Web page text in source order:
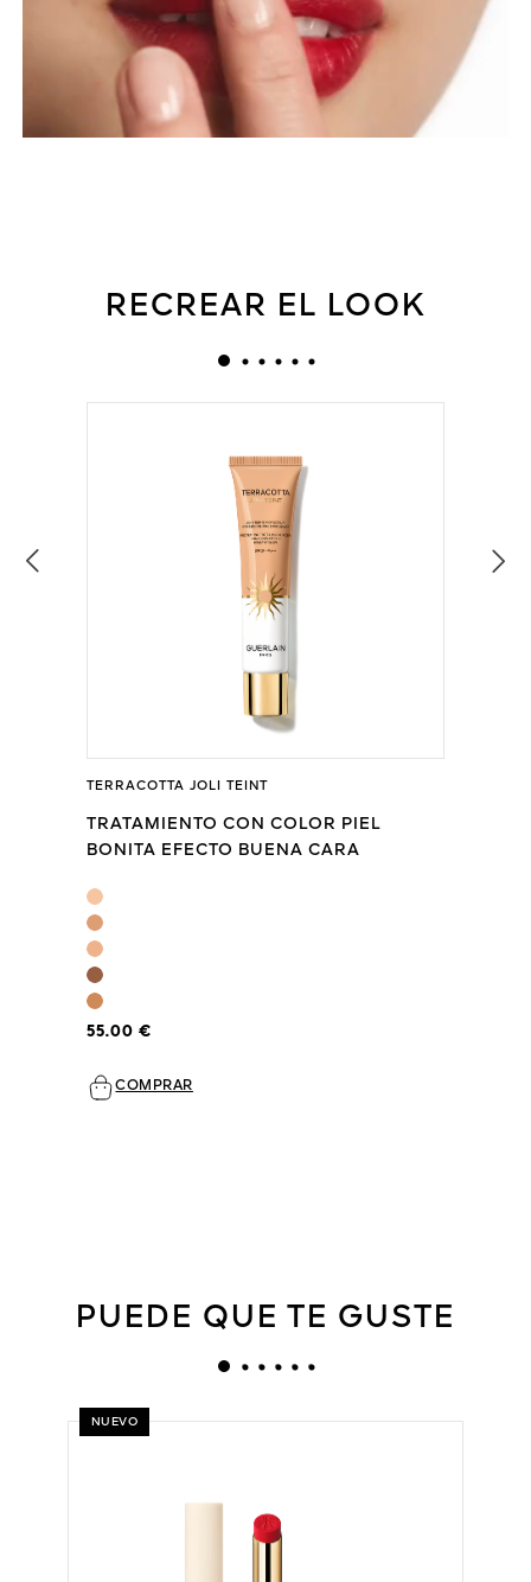
RECREAR EL LOOK
TERRACOTTA JOLI TEINT
TRATAMIENTO CON COLOR PIEL
BONITA EFECTO BUENA CARA
55.00 €
COMPRAR
PUEDE QUE TE GUSTE
NUEVO